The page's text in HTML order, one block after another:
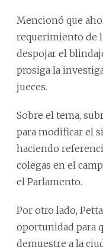
Mencionó que
requerimiento de
despojar el
prosiga la
jueces.
Sobre el tema,
para modificar el
haciendo
colegas en el
el Parlamento.
Por otro lado,
oportunidad para
demuestre a la